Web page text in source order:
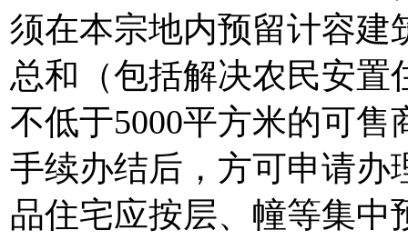
须在本宗地内预留计容建
总和（包括解决农民安置
不低于5000平方米的可
手续办结后，方可申请办
品住宅应按层、幢等集中